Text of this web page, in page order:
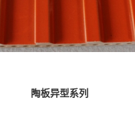
陶板异型系列